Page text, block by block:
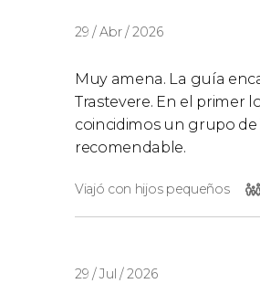
29 / Abr / 2026
Muy amena. La guía
Trastevere. En el primer
coincidimos un grupo de
recomendable.
Viajó con hijos pequeños
29 / Jul / 2026